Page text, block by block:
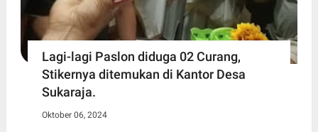
Lagi-lagi Paslon diduga 02 Curang,
Stikernya ditemukan di Kantor Desa
Sukaraja.
Oktober 06, 2024